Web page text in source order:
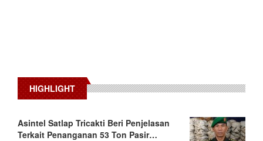
HIGHLIGHT
Asintel Satlap Tricakti Beri Penjelasan
Terkait Penanganan 53 Ton Pasir…